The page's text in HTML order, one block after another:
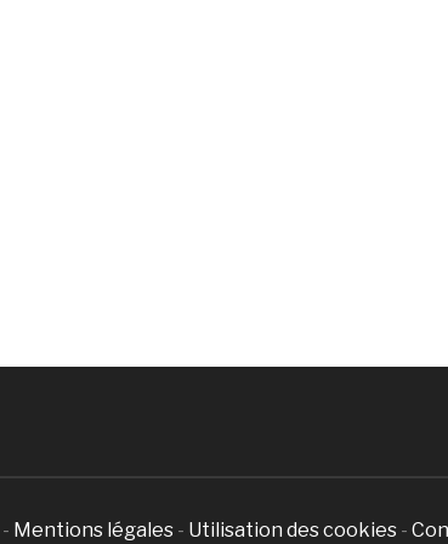
- Mentions légales - Utilisation des cookies -